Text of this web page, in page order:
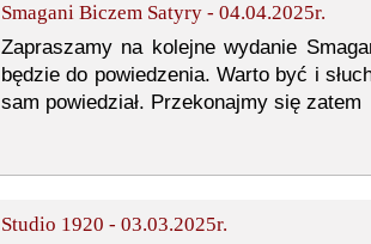
Smagani Biczem Satyry - 04.04.2025r.
Zapraszamy na kolejne wydanie
będzie do powiedzenia. Warto być i
sam powiedział. Przekonajmy się zatem
Studio 1920 - 03.03.2025r.